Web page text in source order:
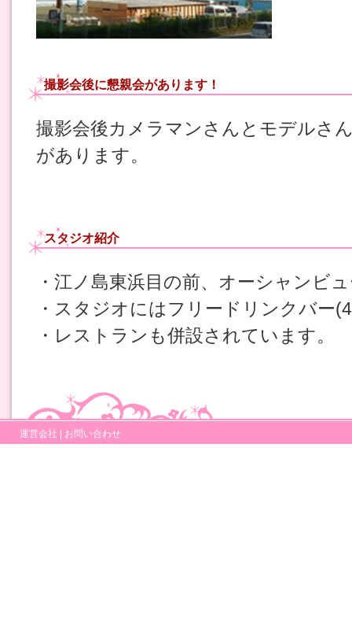
撮影会後に懇親会があります！
撮影会後カメラマンさんとモデルさ
があります。
スタジオ紹介
・江ノ島東浜目の前、オーシャンビ
・スタジオにはフリードリンクバー
・レストランも併設されています。
運営会社 | お問い合わせ